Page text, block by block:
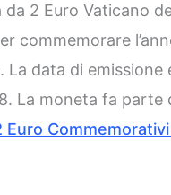
da 2 Euro Vaticano
commemorare
La data di emissione
La moneta fa parte
Euro